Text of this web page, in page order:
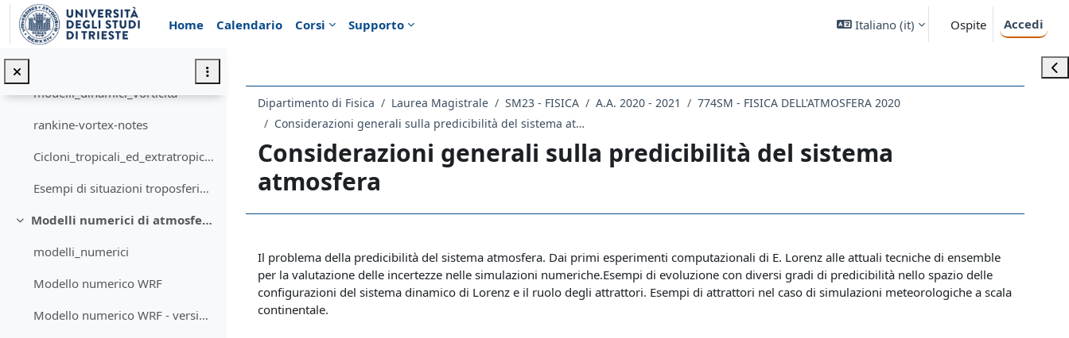
Vai al contenuto principale
Home
Calendario Corsi Supporto Italiano ‎(it)‎ Ospite Accedi
Minimizza
modelli_dinamici_vorticità
rankine-vortex-notes
Cicloni_tropicali_ed_extratropicali
Esempi di situazioni troposferiche a scala sinottica
Minimizza
Modelli numerici di atmosfera
modelli_numerici
Modello numerico WRF
Modello numerico WRF - versione globale
Dipartimento di Fisica Laurea Magistrale SM23 - FISICA A.A. 2020 - 2021
774SM - FISICA DELL'ATMOSFERA 2020
Considerazioni generali sulla predicibilità del sistema atmosfera
Considerazioni generali sulla predicibilità del sistema
atmosfera
Schema della sezione
Il problema della predicibilità del sistema atmosfera. Dai primi esperimenti computazionali di E. Lorenz alle attuali tecniche di ensemble
per la valutazione delle incertezze nelle simulazioni numeriche.Esempi di evoluzione con diversi gradi di predicibilità nello spazio delle
configurazioni del sistema dinamico di Lorenz e il ruolo degli attrattori. Esempi di attrattori nel caso di simulazioni meteorologiche a scala
continentale.